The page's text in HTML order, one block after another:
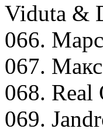
Viduta &
066.
067.
068.
069.